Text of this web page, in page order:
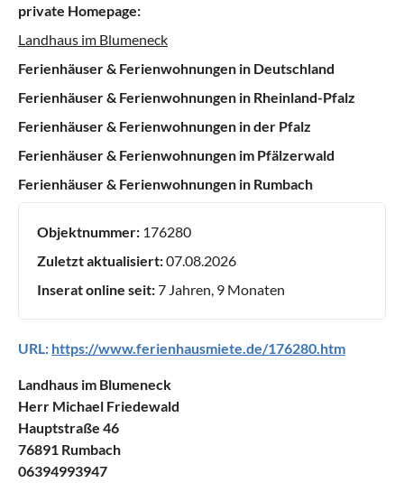
private Homepage:
Landhaus im Blumeneck
Ferienhäuser & Ferienwohnungen in Deutschland
Ferienhäuser & Ferienwohnungen in Rheinland-Pfalz
Ferienhäuser & Ferienwohnungen in der Pfalz
Ferienhäuser & Ferienwohnungen im Pfälzerwald
Ferienhäuser & Ferienwohnungen in Rumbach
Objektnummer: 176280
Zuletzt aktualisiert:07.08.2026
Inserat online seit:7 Jahren, 9 Monaten
URL: https://www.ferienhausmiete.de/176280.htm
Landhaus im Blumeneck
Herr Michael Friedewald
Hauptstraße 46
76891 Rumbach
06394993947